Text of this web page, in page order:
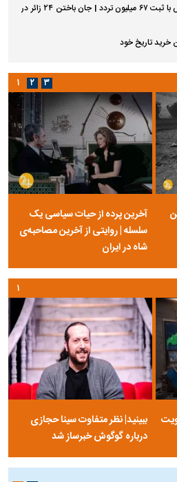
پایان طرح ترافیکی اربعین پلیس با ثبت ۶۷ میلیون تردد | جان باختن ۲۴ زائر در
خرید تاریخ خود
آخرین پرده از حیات سیاسی یک
سلسله | روایتی از آخرین مصاحبه‌ی
شاه در ایران
۱ ۲ ۳
ببینید| نظر متفاوت سینا حجازی
درباره گوگوش خبرساز شد
۱